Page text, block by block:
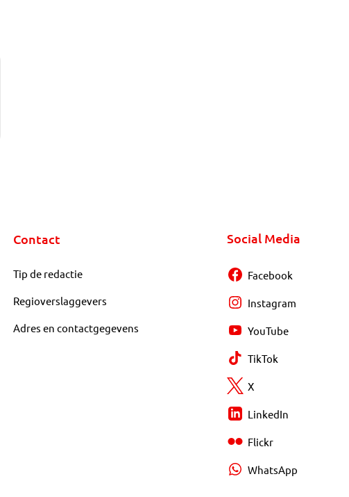
Contact
Tip de redactie
Regioverslaggevers
Adres en contactgegevens
Social Media
Facebook
Instagram
YouTube
TikTok
X
LinkedIn
Flickr
WhatsApp